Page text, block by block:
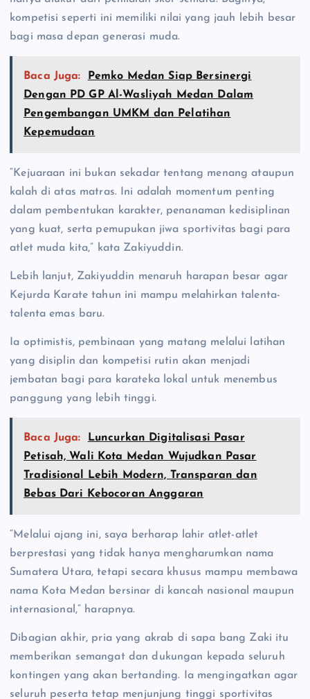
kompetisi seperti ini memiliki nilai yang jauh lebih besar
bagi masa depan generasi muda.
Baca Juga:
Pemko Medan Siap Bersinergi
Dengan PD GP Al-Wasliyah Medan Dalam
Pengembangan UMKM dan Pelatihan
Kepemudaan
“Kejuaraan ini bukan sekadar tentang menang ataupun
kalah di atas matras. Ini adalah momentum penting
dalam pembentukan karakter, penanaman kedisiplinan
yang kuat, serta pemupukan jiwa sportivitas bagi para
atlet muda kita,” kata Zakiyuddin.
Lebih lanjut, Zakiyuddin menaruh harapan besar agar
Kejurda Karate tahun ini mampu melahirkan talenta-
talenta emas baru.
Ia optimistis, pembinaan yang matang melalui latihan
yang disiplin dan kompetisi rutin akan menjadi
jembatan bagi para karateka lokal untuk menembus
panggung yang lebih tinggi.
Baca Juga:
Luncurkan Digitalisasi Pasar
Petisah, Wali Kota Medan Wujudkan Pasar
Tradisional Lebih Modern, Transparan dan
Bebas Dari Kebocoran Anggaran
“Melalui ajang ini, saya berharap lahir atlet-atlet
berprestasi yang tidak hanya mengharumkan nama
Sumatera Utara, tetapi secara khusus mampu membawa
nama Kota Medan bersinar di kancah nasional maupun
internasional,” harapnya.
Dibagian akhir, pria yang akrab di sapa bang Zaki itu
memberikan semangat dan dukungan kepada seluruh
kontingen yang akan bertanding. Ia mengingatkan agar
seluruh peserta tetap menjunjung tinggi sportivitas